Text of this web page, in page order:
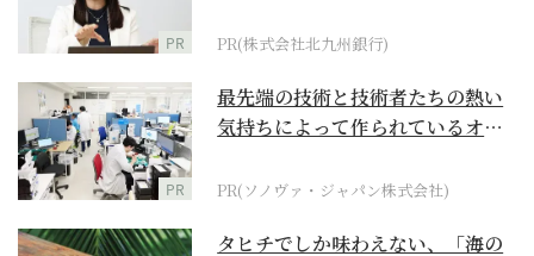
PR PR(株式会社北九州銀行)
PR
最先端の技術と技術者たちの熱い
気持ちによって作られているオー
PR(ソノヴァ・ジャパン株式会社)
タヒチでしか味わえない、「海の